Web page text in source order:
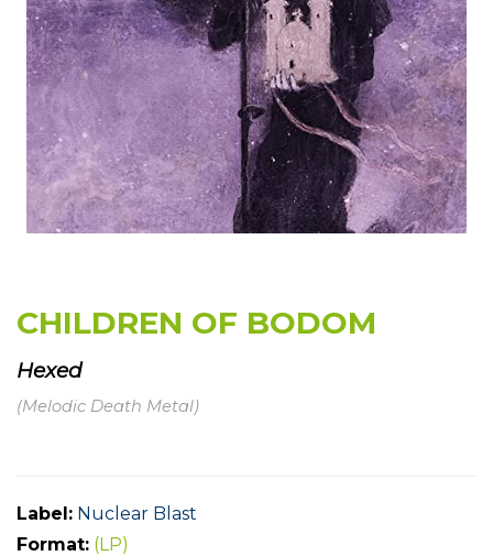
CHILDREN OF BODOM
Hexed
(Melodic Death Metal)
Label: Nuclear Blast
Format: (LP)